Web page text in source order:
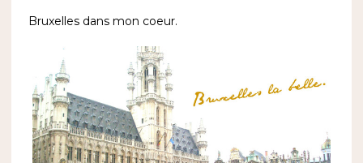
Bruxelles dans mon coeur.